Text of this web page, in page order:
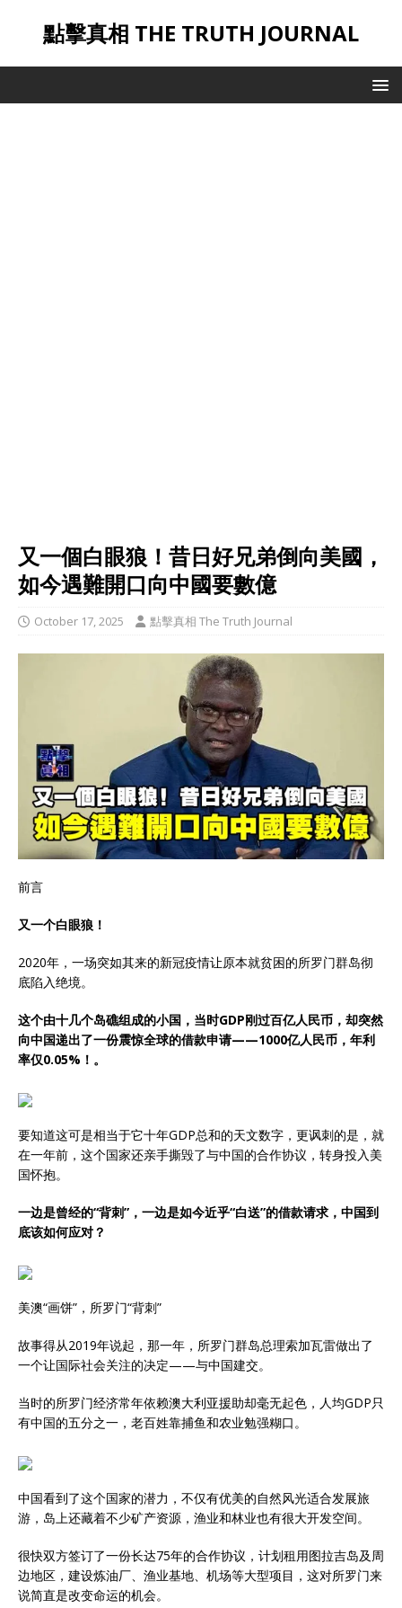
點擊真相 THE TRUTH JOURNAL
又一個白眼狼！昔日好兄弟倒向美國，
如今遇難開口向中國要數億
October 17, 2025 點擊真相 The Truth Journal
前言
又一个白眼狼！
2020年，一场突如其来的新冠疫情让原本就贫困的所罗门群岛彻
底陷入绝境。
这个由十几个岛礁组成的小国，当时GDP刚过百亿人民币，却突然
向中国递出了一份震惊全球的借款申请——1000亿人民币，年利
率仅0.05%！。
要知道这可是相当于它十年GDP总和的天文数字，更讽刺的是，就
在一年前，这个国家还亲手撕毁了与中国的合作协议，转身投入美
国怀抱。
一边是曾经的“背刺”，一边是如今近乎“白送”的借款请求，中国到
底该如何应对？
美澳“画饼”，所罗门“背刺”
故事得从2019年说起，那一年，所罗门群岛总理索加瓦雷做出了
一个让国际社会关注的决定——与中国建交。
当时的所罗门经济常年依赖澳大利亚援助却毫无起色，人均GDP只
有中国的五分之一，老百姓靠捕鱼和农业勉强糊口。
中国看到了这个国家的潜力，不仅有优美的自然风光适合发展旅
游，岛上还藏着不少矿产资源，渔业和林业也有很大开发空间。
很快双方签订了一份长达75年的合作协议，计划租用图拉吉岛及周
边地区，建设炼油厂、渔业基地、机场等大型项目，这对所罗门来
说简直是改变命运的机会。